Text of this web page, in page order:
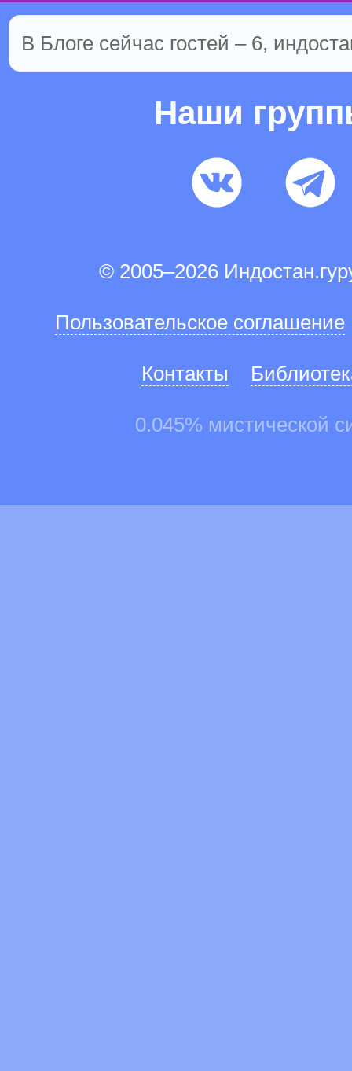
В Блоге сейчас гостей – 6,
Наши
© 2005–2026
Пользовательское соглашение
Контакты
0.045% мистической